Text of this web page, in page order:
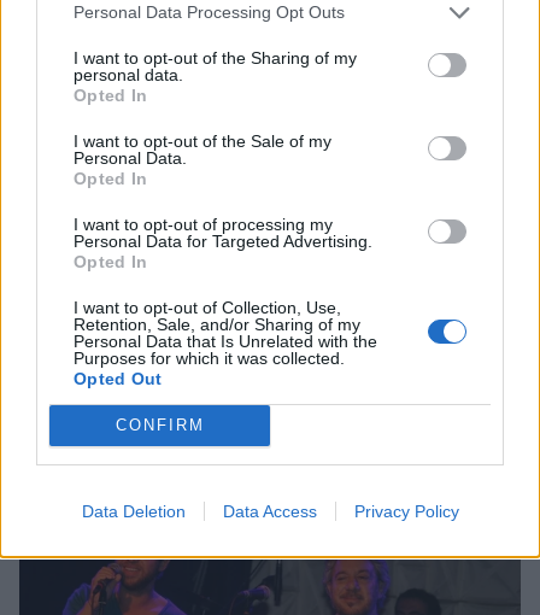
Personal Data Processing Opt Outs
I want to opt-out of the Sharing of my
personal data.
Opted In
I want to opt-out of the Sale of my
Personal Data.
Opted In
I want to opt-out of processing my
Personal Data for Targeted Advertising.
Opted In
I want to opt-out of Collection, Use,
Retention, Sale, and/or Sharing of my
Personal Data that Is Unrelated with the
Purposes for which it was collected.
Opted Out
CONFIRM
Data Deletion Data Access Privacy Policy
Πέθανε στα 26 της η TikToker Σίντνεϊ Τόουλ –
Συγκλόνισε με τη μάχη της απέναντι στον
καρκίνο